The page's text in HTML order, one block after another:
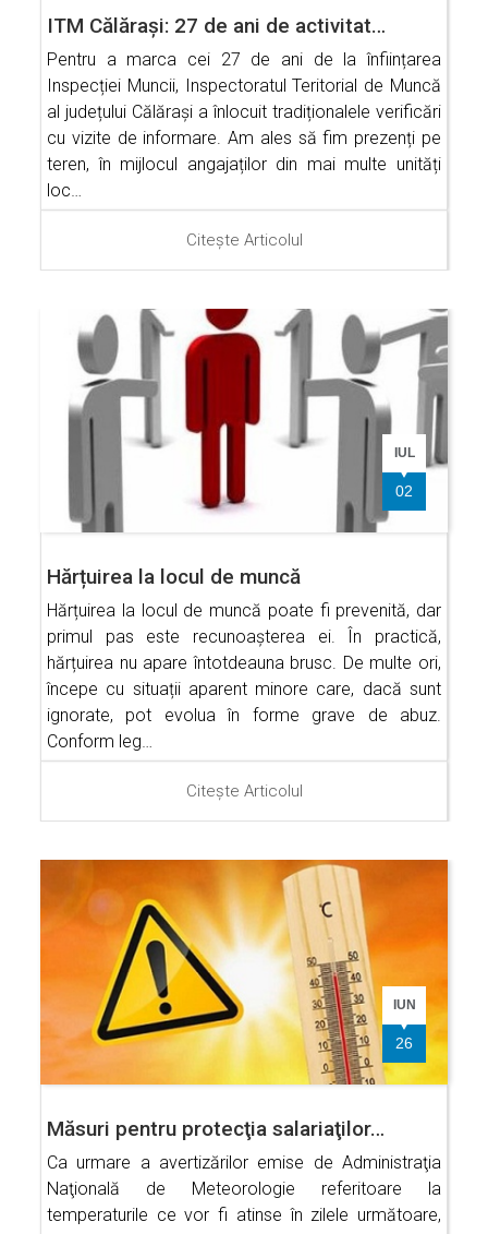
ITM Călărași: 27 de ani de activitat…
Pentru a marca cei 27 de ani de la înființarea
Inspecției Muncii, Inspectoratul Teritorial de Muncă
al județului Călărași a înlocuit tradiționalele verificări
cu vizite de informare. Am ales să fim prezenți pe
teren, în mijlocul angajaților din mai multe unități
loc…
Citește Articolul
IUL
02
Hărțuirea la locul de muncă
Hărțuirea la locul de muncă poate fi prevenită, dar
primul pas este recunoașterea ei. În practică,
hărțuirea nu apare întotdeauna brusc. De multe ori,
începe cu situații aparent minore care, dacă sunt
ignorate, pot evolua în forme grave de abuz.
Conform leg…
Citește Articolul
IUN
26
Măsuri pentru protecţia salariaţilor…
Ca urmare a avertizărilor emise de Administraţia
Naţională de Meteorologie referitoare la
temperaturile ce vor fi atinse în zilele următoare,